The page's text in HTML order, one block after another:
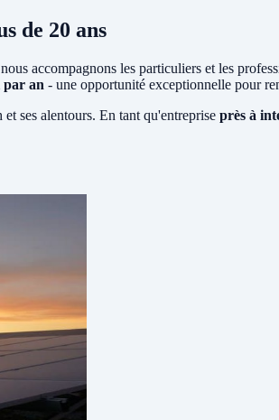
de 20 ans
accompagnons les particuliers et les
par an - une opportunité exceptionnelle pour
ses alentours. En tant qu'entreprise près à